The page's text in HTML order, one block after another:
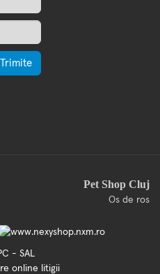
Trimite
Pet Shop Cluj
Os de ros